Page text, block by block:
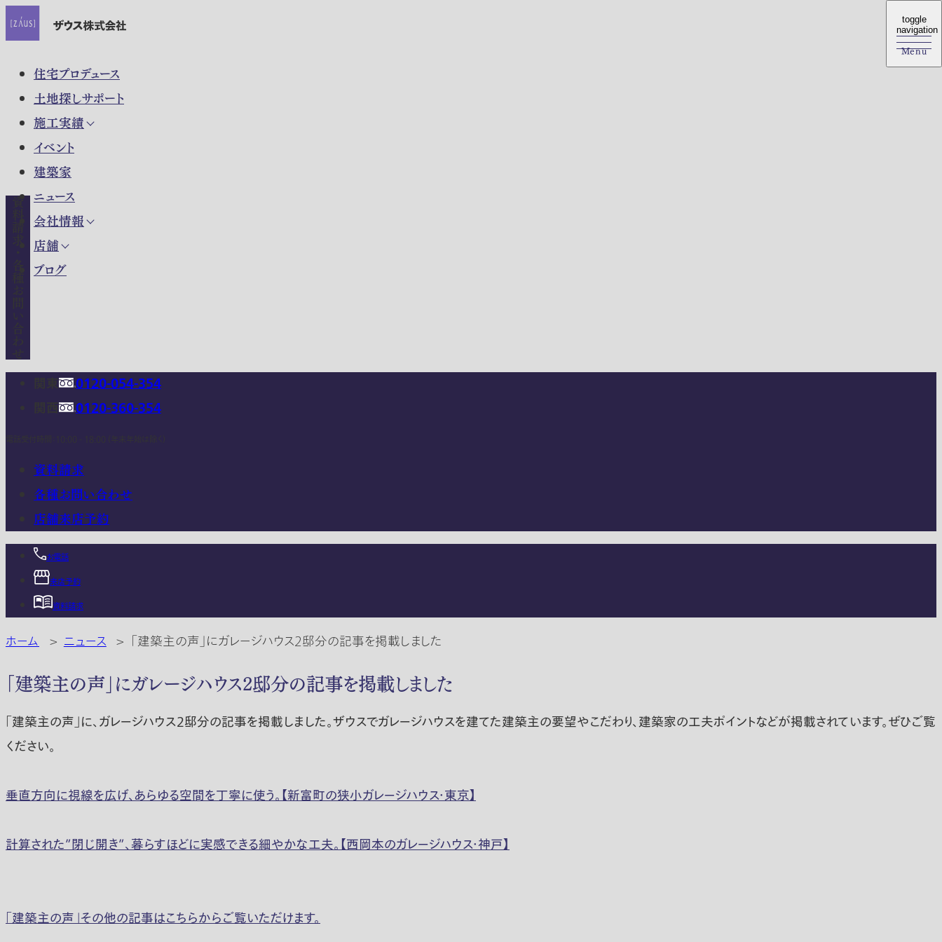
住宅プロデュース
土地探しサポート
施工実績
イベント
建築家
ニュース
会社情報
店舗
ブログ
toggle
navigation
Menu
toggle
navigation
Menu
0120-054-354
0120-360-354
資料請求
各種お問い合わせ
店舗来店予約
お電話
来店予約
資料請求
ホーム > ニュース > 「建築主の声」にガレージハウス2邸分の記事を掲載しました
「建築主の声」にガレージハウス2邸分の記事を掲載しました
「建築主の声」に、ガレージハウス2邸分の記事を掲載しました。ザウスでガレージハウスを建てた建築主の要望やこだわり、建築家の工夫ポイントなどが掲載されています。ぜひご覧
ください。
垂直方向に視線を広げ、あらゆる空間を丁寧に使う。【新富町の狭小ガレージハウス・東京】
計算された”閉じ開き”、暮らすほどに実感できる細やかな工夫。【西岡本のガレージハウス・神戸】
「建築主の声」その他の記事はこちらからご覧いただけます。